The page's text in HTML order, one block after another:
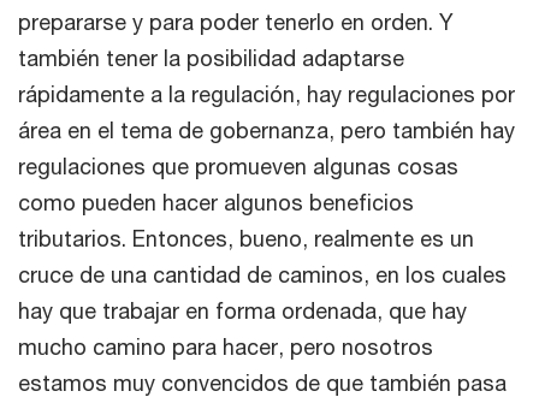
prepararse y para poder tenerlo en orden. Y
también tener la posibilidad adaptarse
rápidamente a la regulación, hay regulaciones por
área en el tema de gobernanza, pero también hay
regulaciones que promueven algunas cosas
como pueden hacer algunos beneficios
tributarios. Entonces, bueno, realmente es un
cruce de una cantidad de caminos, en los cuales
hay que trabajar en forma ordenada, que hay
mucho camino para hacer, pero nosotros
estamos muy convencidos de que también pasa